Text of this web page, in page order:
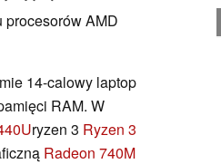
procesorów AMD
14-calowy laptop
RAM. W
ryzen 3 Ryzen 3
Radeon 740M